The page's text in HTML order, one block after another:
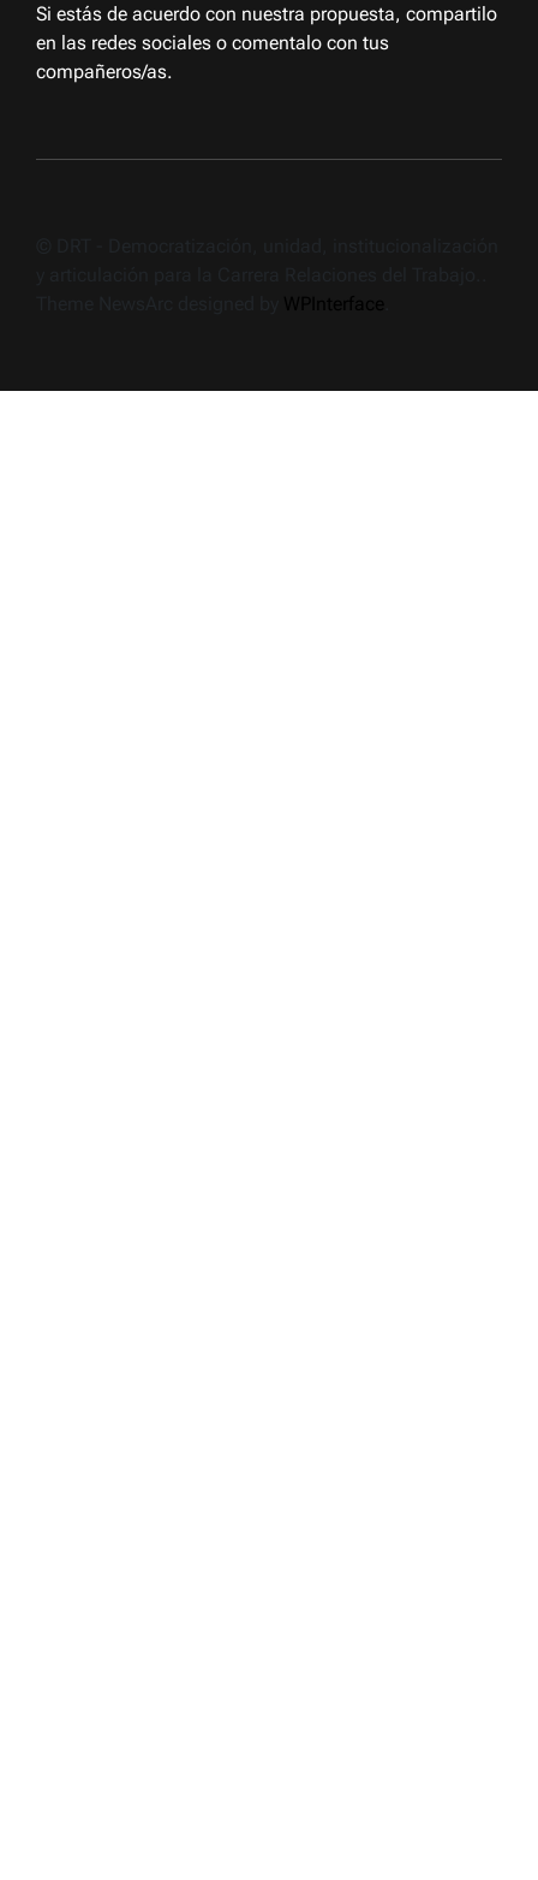
Si estás de acuerdo con nuestra propuesta, compartilo
en las redes sociales o comentalo con tus
compañeros/as.